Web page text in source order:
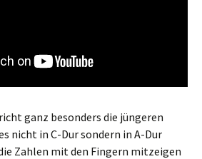
ganz besonders die jüngeren
nicht in C-Dur sondern in A-Dur
Zahlen mit den Fingern mitzeigen